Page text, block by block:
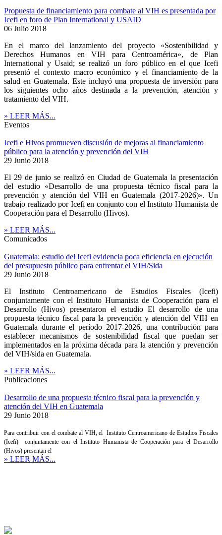
Propuesta de financiamiento para combate al VIH es presentada por
Icefi en foro de Plan International y USAID
06 Julio 2018
En el marco del lanzamiento del proyecto «Sostenibilidad y
Derechos Humanos en VIH para Centroamérica», de Plan
International y Usaid; se realizó un foro público en el que Icefi
presentó el contexto macro económico y el financiamiento de la
salud en Guatemala. Este incluyó una propuesta de inversión para
los siguientes ocho años destinada a la prevención, atención y
tratamiento del VIH.
» LEER MÁS...
Eventos
Icefi e Hivos promueven discusión de mejoras al financiamiento
público para la atención y prevención del VIH
29 Junio 2018
El 29 de junio se realizó en Ciudad de Guatemala la presentación
del estudio «Desarrollo de una propuesta técnico fiscal para la
prevención y atención del VIH en Guatemala (2017-2026)». Un
trabajo realizado por Icefi en conjunto con el Instituto Humanista de
Cooperación para el Desarrollo (Hivos).
» LEER MÁS...
Comunicados
Guatemala: estudio del Icefi evidencia poca eficiencia en ejecución
del presupuesto público para enfrentar el VIH/Sida
29 Junio 2018
El Instituto Centroamericano de Estudios Fiscales (Icefi)
conjuntamente con el Instituto Humanista de Cooperación para el
Desarrollo (Hivos) presentaron el estudio El desarrollo de una
propuesta técnico fiscal para la prevención y atención del VIH en
Guatemala durante el período 2017-2026, una contribución para
establecer mecanismos de sostenibilidad fiscal que puedan ser
implementados en la próxima década para la atención y prevención
del VIH/sida en Guatemala.
» LEER MÁS...
Publicaciones
Desarrollo de una propuesta técnico fiscal para la prevención y
atención del VIH en Guatemala
29 Junio 2018
Para contribuir con el combate al VIH, el Instituto Centroamericano de Estudios Fiscales
(Icefi)
conjuntamente con el Instituto Humanista de Cooperación para el Desarrollo
(Hivos) presentan el
» LEER MÁS...